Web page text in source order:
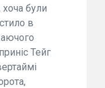
були
в
Тейг